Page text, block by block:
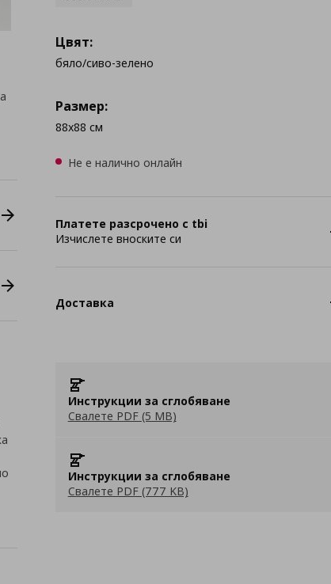
Цвят:
бяло/сиво-зелено
Размер:
88x88 см
Не е налично онлайн
Платете разсрочено с tbi
Изчислете вноските си
Доставка
Инструкции за сглобяване
Свалете PDF (5 MB)
Инструкции за сглобяване
Свалете PDF (777 KB)